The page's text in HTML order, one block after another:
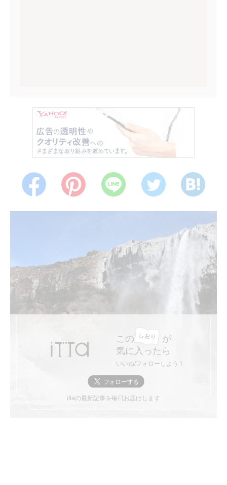
この
が
気に入ったら
いいね/フォローしよう！
ittaの最新記事を毎日お届けします